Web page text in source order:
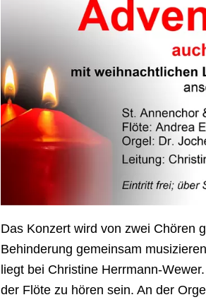
Das Konzert wird von zwei Chören
Behinderung gemeinsam
liegt bei Christine Herrmann-
der Flöte zu hören sein. An der